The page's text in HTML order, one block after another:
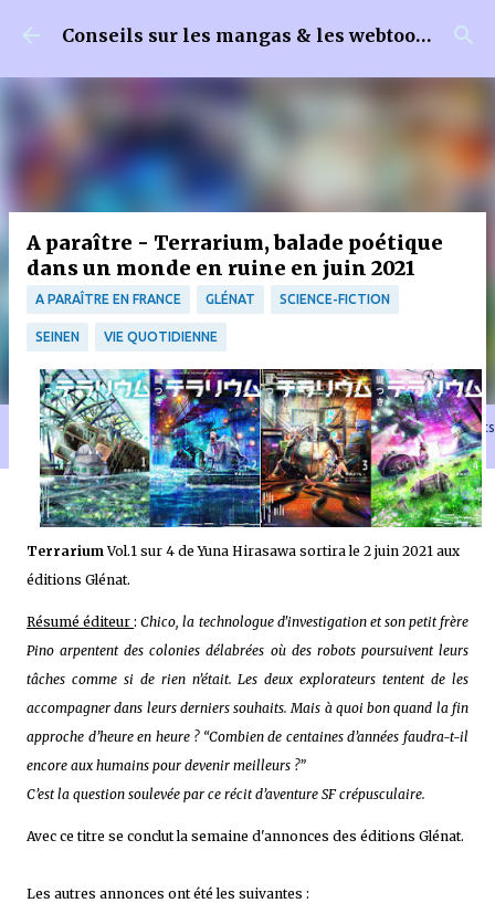
Accéder au contenu principal Conseils sur les mangas & les webtoons
🐈‍⬛ En tant que Partenaire Amazon, je réalise un bénéfice sur les achats
remplissant les conditions requises quand vous achetez sur Amazon.fr
A paraître - Terrarium, balade poétique
dans un monde en ruine en juin 2021
A PARAÎTRE EN FRANCE GLÉNAT SCIENCE-FICTION
SEINEN VIE QUOTIDIENNE
Terrarium Vol.1 sur 4 de Yuna Hirasawa sortira le 2 juin 2021 aux
éditions Glénat.
Résumé éditeur:Chico, la technologue d'investigation et son petit frère
Pino arpentent des colonies délabrées où des robots poursuivent leurs
tâches comme si de rien n’était. Les deux explorateurs tentent de les
accompagner dans leurs derniers souhaits.Mais à quoi bon quand la fin
approche d’heure en heure ? “Combien de centaines d’années faudra-t-il
encore aux humains pour devenir meilleurs ?”
C’est la question soulevée par ce récit d’aventure SF crépusculaire.
Avec ce titre se conclut la semaine d'annonces des éditions Glénat.
Les autres annonces ont été les suivantes :